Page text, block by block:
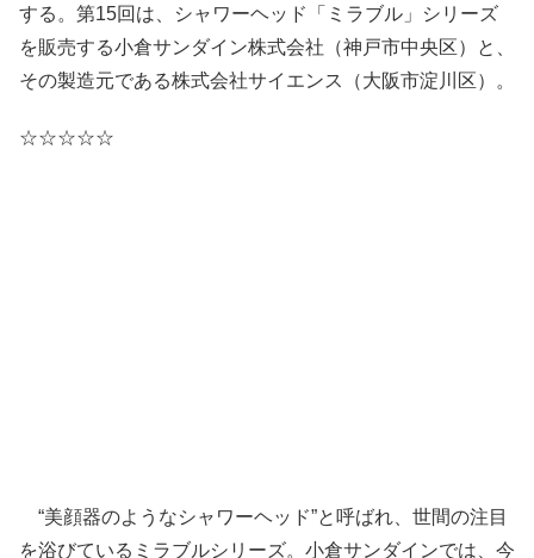
する。第15回は、シャワーヘッド「ミラブル」シリーズ
を販売する小倉サンダイン株式会社（神戸市中央区）と、
その製造元である株式会社サイエンス（大阪市淀川区）。
☆☆☆☆☆
“美顔器のようなシャワーヘッド”と呼ばれ、世間の注目
を浴びているミラブルシリーズ。小倉サンダインでは、今